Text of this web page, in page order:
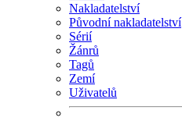
Nakladatelství
Původní nakladatelství
Sérií
Žánrů
Tagů
Zemí
Uživatelů